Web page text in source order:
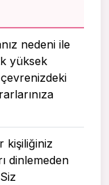
nedeni ile
yüksek
kişiliğiniz
dinlemeden